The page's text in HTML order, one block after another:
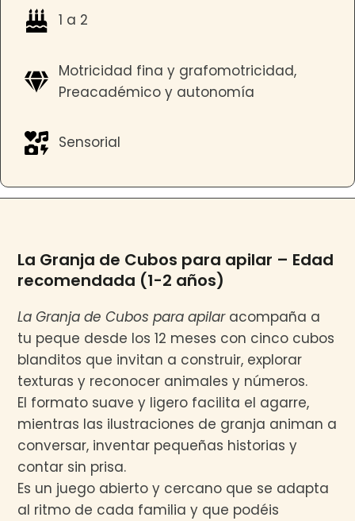
1 a 2
Motricidad fina y grafomotricidad,
Preacadémico y autonomía
Sensorial
La Granja de Cubos para apilar – Edad
recomendada (1-2 años)
La Granja de Cubos para apilaracompaña a
tu peque desde los 12 meses con cinco cubos
blanditos que invitan a construir, explorar
texturas y reconocer animales y números.
El formato suave y ligero facilita el agarre,
mientras las ilustraciones de granja animan a
conversar, inventar pequeñas historias y
contar sin prisa.
Es un juego abierto y cercano que se adapta
al ritmo de cada familia y que podéis